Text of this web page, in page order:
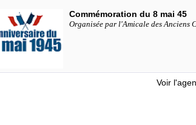
Commémoration du 8 mai 45
Organisée par l'Amicale des Anciens
Voir